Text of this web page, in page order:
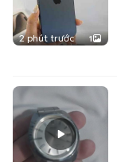
2 phút trước 1